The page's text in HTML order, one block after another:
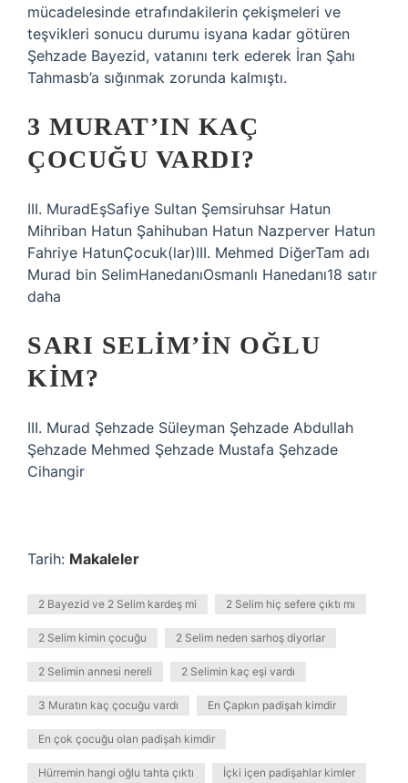
mücadelesinde etrafındakilerin çekişmeleri ve
teşvikleri sonucu durumu isyana kadar götüren
Şehzade Bayezid, vatanını terk ederek İran Şahı
Tahmasb’a sığınmak zorunda kalmıştı.
3 MURAT’IN KAÇ
ÇOCUĞU VARDI?
III. MuradEşSafiye Sultan Şemsiruhsar Hatun
Mihriban Hatun Şahihuban Hatun Nazperver Hatun
Fahriye HatunÇocuk(lar)III. Mehmed DiğerTam adı
Murad bin SelimHanedanıOsmanlı Hanedanı18 satır
daha
SARI SELIM’IN OĞLU
KIM?
III. Murad Şehzade Süleyman Şehzade Abdullah
Şehzade Mehmed Şehzade Mustafa Şehzade
Cihangir
Tarih: Makaleler
2 Bayezid ve 2 Selim kardeş mi 2 Selim hiç sefere çıktı mı
2 Selim kimin çocuğu 2 Selim neden sarhoş diyorlar
2 Selimin annesi nereli 2 Selimin kaç eşi vardı
3 Muratın kaç çocuğu vardı En Çapkın padişah kimdir
En çok çocuğu olan padişah kimdir
Hürremin hangi oğlu tahta çıktı İçki içen padişahlar kimler